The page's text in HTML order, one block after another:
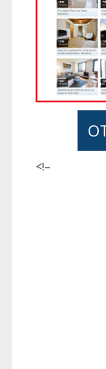
<!–